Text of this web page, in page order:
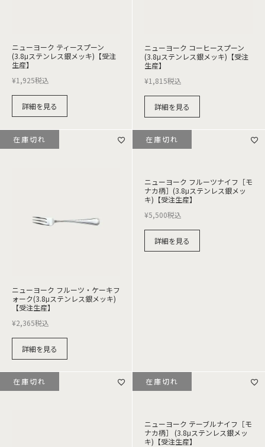
ニューヨーク ティースプーン
(3.8μステンレス銀メッキ)【受注
生産】
¥1,925税込
詳細を見る
ニューヨーク コーヒースプーン
(3.8μステンレス銀メッキ)【受注
生産】
¥1,815税込
詳細を見る
ニューヨーク フルーツ・ケーキフ
ォーク(3.8μステンレス銀メッキ)
【受注生産】
¥2,365税込
詳細を見る
在庫切れ
ニューヨーク フルーツナイフ［モ
ナカ柄］(3.8μステンレス銀メッ
キ)【受注生産】
¥5,500税込
詳細を見る
在庫切れ
在庫切れ
ニューヨーク テーブルナイフ［モ
ナカ柄］ (3.8μステンレス銀メッ
キ)【受注生産】
在庫切れ